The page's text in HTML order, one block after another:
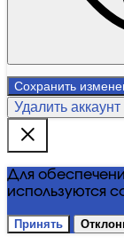
Сохранить
Удалить аккаунт
Для
используются
Принять